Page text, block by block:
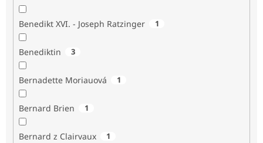
Benedikt XVI. - Joseph Ratzinger 1
Benediktin 3
Bernadette Moriauová 1
Bernard Brien 1
Bernard z Clairvaux 1